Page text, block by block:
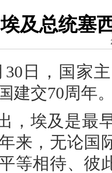
及总统塞
30日，国家
建交70周年
，埃及是最
来，无论国
等相待、彼